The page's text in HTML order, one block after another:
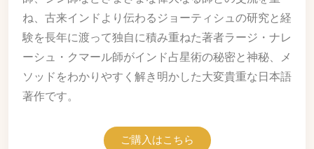
ね、古来インドより伝わるジョーティシュの研究と経
験を長年に渡って独自に積み重ねた著者ラージ・ナレ
ーシュ・クマール師がインド占星術の秘密と神秘、メ
ソッドをわかりやすく解き明かした大変貴重な日本語
著作です。
ご購入はこちら